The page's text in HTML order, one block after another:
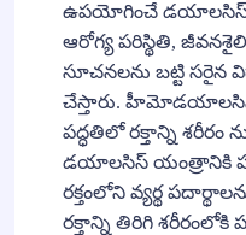
ఉపయోగించే డయాలసిస్
ఆరోగ్య పరిస్థితి,
సూచనలను బట్టి సరైన
చేస్తారు. హీమోడయాలసిస్
పద్ధతిలో రక్తాన్ని శరీరం
డయాలసిస్ యంత్రానికి
రక్తంలోని వ్యర్థ
రక్తాన్ని తిరిగి శరీరంలోకి